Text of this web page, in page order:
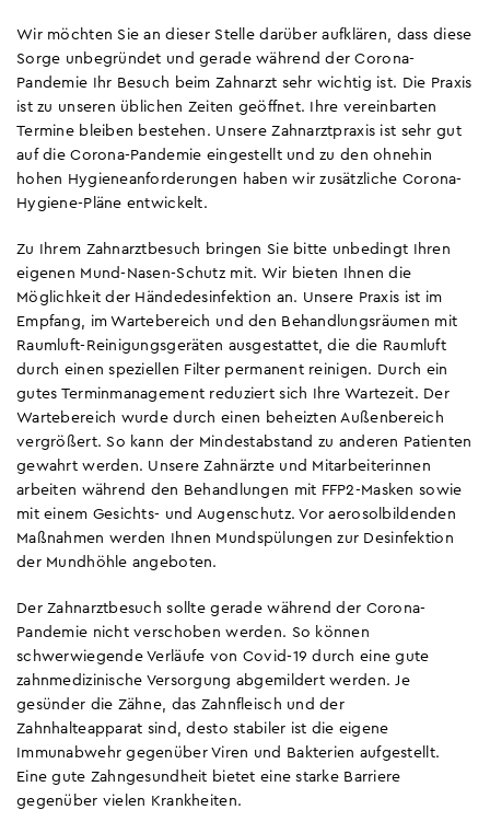
Wir möchten Sie an dieser Stelle darüber aufklären, dass diese
Sorge unbegründet und gerade während der Corona-
Pandemie Ihr Besuch beim Zahnarzt sehr wichtig ist. Die Praxis
ist zu unseren üblichen Zeiten geöffnet. Ihre vereinbarten
Termine bleiben bestehen. Unsere Zahnarztpraxis ist sehr gut
auf die Corona-Pandemie eingestellt und zu den ohnehin
hohen Hygieneanforderungen haben wir zusätzliche Corona-
Hygiene-Pläne entwickelt.
Zu Ihrem Zahnarztbesuch bringen Sie bitte unbedingt Ihren
eigenen Mund-Nasen-Schutz mit. Wir bieten Ihnen die
Möglichkeit der Händedesinfektion an. Unsere Praxis ist im
Empfang, im Wartebereich und den Behandlungsräumen mit
Raumluft-Reinigungsgeräten ausgestattet, die die Raumluft
durch einen speziellen Filter permanent reinigen. Durch ein
gutes Terminmanagement reduziert sich Ihre Wartezeit. Der
Wartebereich wurde durch einen beheizten Außenbereich
vergrößert. So kann der Mindestabstand zu anderen Patienten
gewahrt werden. Unsere Zahnärzte und Mitarbeiterinnen
arbeiten während den Behandlungen mit FFP2-Masken sowie
mit einem Gesichts- und Augenschutz. Vor aerosolbildenden
Maßnahmen werden Ihnen Mundspülungen zur Desinfektion
der Mundhöhle angeboten.
Der Zahnarztbesuch sollte gerade während der Corona-
Pandemie nicht verschoben werden. So können
schwerwiegende Verläufe von Covid-19 durch eine gute
zahnmedizinische Versorgung abgemildert werden. Je
gesünder die Zähne, das Zahnfleisch und der
Zahnhalteapparat sind, desto stabiler ist die eigene
Immunabwehr gegenüber Viren und Bakterien aufgestellt.
Eine gute Zahngesundheit bietet eine starke Barriere
gegenüber vielen Krankheiten.